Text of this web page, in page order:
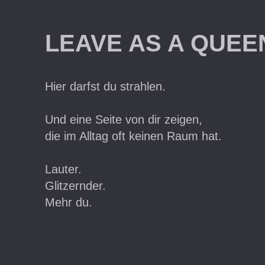
LEAVE AS A
Hier darfst du strahlen.
Und eine Seite von dir zeigen,
die im Alltag oft keinen Raum hat.
Lauter.
Glitzernder.
Mehr du.